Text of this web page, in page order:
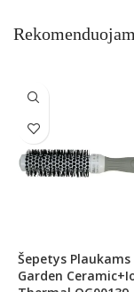
Šepetys Plaukams
Garden